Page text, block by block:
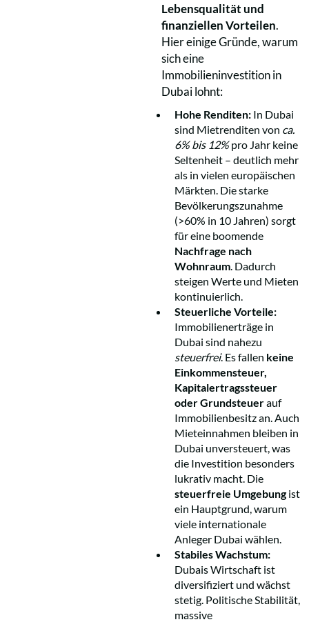
Lebensqualität und
finanziellen Vorteilen.
Hier einige Gründe, warum
sich eine
Immobilieninvestition in
Dubai lohnt:
Hohe Renditen: In Dubai
sind Mietrenditen von ca.
6% bis 12%pro Jahr keine
Seltenheit – deutlich mehr
als in vielen europäischen
Märkten. Die starke
Bevölkerungszunahme
(>60% in 10 Jahren) sorgt
für eine boomende
Nachfrage nach
Wohnraum . Dadurch
steigen Werte und Mieten
kontinuierlich.
Steuerliche Vorteile:
Immobilienerträge in
Dubai sind nahezu
steuerfrei. Es fallen keine
Einkommensteuer,
Kapitalertragssteuer
oder Grundsteuerauf
Immobilienbesitz an. Auch
Mieteinnahmen bleiben in
Dubai unversteuert, was
die Investition besonders
lukrativ macht. Die
steuerfreie Umgebungist
ein Hauptgrund, warum
viele internationale
Anleger Dubai wählen.
Stabiles Wachstum:
Dubais Wirtschaft ist
diversifiziert und wächst
stetig. Politische Stabilität,
massive